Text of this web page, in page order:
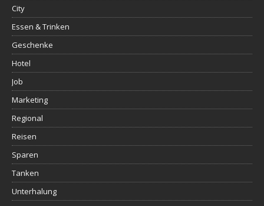
City
Essen & Trinken
Geschenke
Hotel
Job
Marketing
Regional
Reisen
Sparen
Tanken
Unterhalung